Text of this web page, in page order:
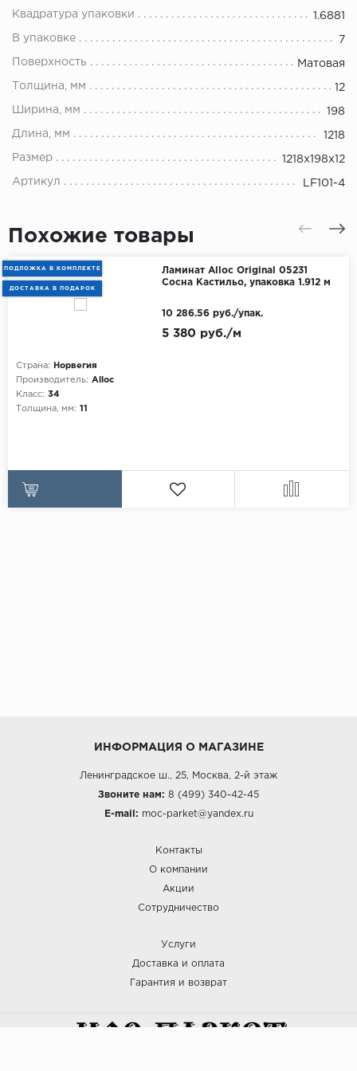
Квадратура упаковки 1.6881
В упаковке 7
Поверхность Матовая
Толщина, мм 12
Ширина, мм 198
Длина, мм 1218
Размер 1218х198х12
Артикул LF101-4
Похожие товары
ПОДЛОЖКА В КОМПЛЕКТЕ
ДОСТАВКА В ПОДАРОК
Ламинат Alloc Original 05231
Сосна Кастильо, упаковка 1.912 м
Страна:
Норвегия
Производитель: Alloc
Класс: 34
Толщина, мм: 11
5 380 руб./м
10 286.56 руб./упак.
ИНФОРМАЦИЯ О МАГАЗИНЕ
Ленинградское ш., 25, Москва, 2-й этаж
Звоните нам: 8 (499) 340-42-45
E-mail: moc-parket@yandex.ru
Контакты
О компании
Акции
Сотрудничество
Услуги
Доставка и оплата
Гарантия и возврат